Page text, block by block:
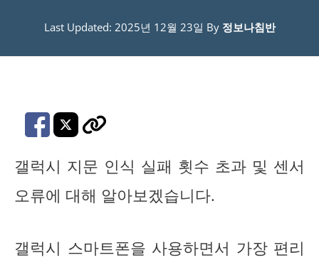
Last Updated: 2025년 12월 23일 By 정보나침반
갤럭시 지문 인식 실패 횟수 초과 및 센서
오류에 대해 알아보겠습니다.
갤럭시 스마트폰을 사용하면서 가장 편리